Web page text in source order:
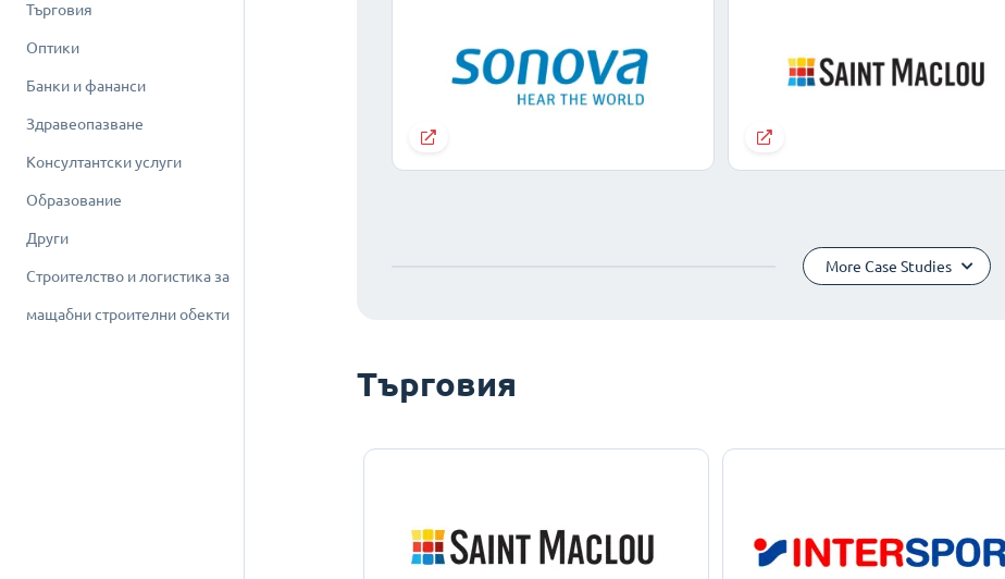
Търговия
Оптики
Банки и фананси
Здравеопазване
Консултантски услуги
Образование
Други
Строителство и логистика за
мащабни строителни обекти
More Case Studies
Търговия